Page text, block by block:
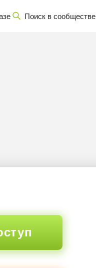
Поиск в сообществе